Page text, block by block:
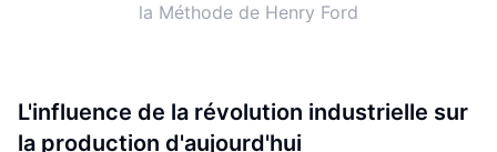
la Méthode de Henry Ford
L'influence de la révolution industrielle sur
la production d'aujourd'hui